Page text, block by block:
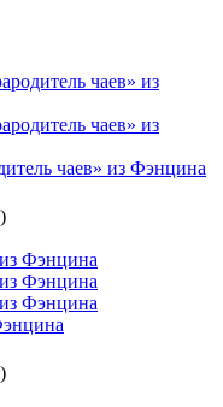
чаев» из Фэнцина